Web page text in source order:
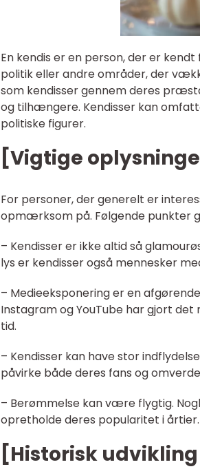
En kendis er en person, der er
politik eller andre områder, der
som kendisser gennem deres
og tilhængere. Kendisser kan
politiske figurer.
[Vigtige
For personer, der generelt er
opmærksom på. Følgende punkter
– Kendisser er ikke altid så
lys er kendisser også mennesker
– Medieeksponering er en
Instagram og YouTube har gjort
tid.
– Kendisser kan have stor
påvirke både deres fans og
– Berømmelse kan være flygtig.
opretholde deres popularitet i årtier.
[Historisk